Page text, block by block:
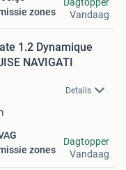
zones
Vandaag
1.2 Dynamique
NAVIGATI
Details
zones
Dagtopper
Vandaag